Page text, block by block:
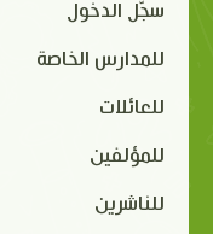
سجّل الدخول
للمدارس الخاصة
للعائلات
للمؤلفين
للناشرين